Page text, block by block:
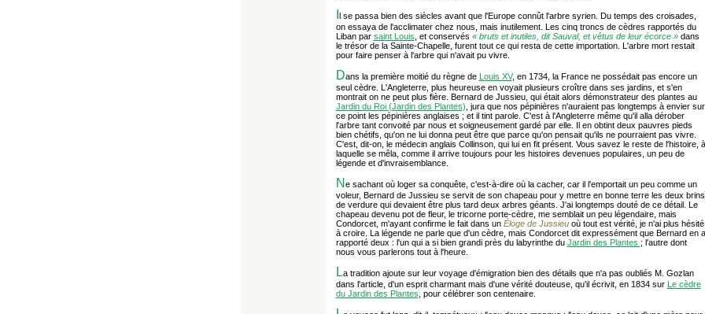
l se passa bien des siècles avant que l'Europe connût l'arbre syrien. Du temps des croisades,
on essaya de l'acclimater chez nous, mais inutilement. Les cinq troncs de cèdres rapportés du
Liban par saint Louis , et conservés « bruts et inutiles, dit Sauval, et vêtus de leur écorce »dans
le trésor de la Sainte-Chapelle, furent tout ce qui resta de cette importation. L'arbre mort restait
pour faire penser à l'arbre qui n'avait pu vivre.
Dans la première moitié du règne de Louis XV, en 1734, la France ne possédait pas encore un
seul cèdre. L'Angleterre, plus heureuse en voyait plusieurs croître dans ses jardins, et s'en
montrait on ne peut plus fière. Bernard de Jussieu, qui était alors démonstrateur des plantes au
Jardin du Roi (Jardin des Plantes) , jura que nos pépinières n'auraient pas longtemps à envier sur
ce point les pépinières anglaises ; et il tint parole. C'est à l'Angleterre même qu'il alla dérober
l'arbre tant convoité par nous et soigneusement gardé par elle. Il en obtint deux pauvres pieds
bien chétifs, qu'on ne lui donna peut être que parce qu'on pensait qu'ils ne pourraient pas vivre.
C'est, dit-on, le médecin anglais Collinson, qui lui en fit présent. Vous savez le reste de l'histoire, à
laquelle se mêla, comme il arrive toujours pour les histoires devenues populaires, un peu de
légende et d'invraisemblance.
N e sachant où loger sa conquête, c'est-à-dire où la cacher, car il l'emportait un peu comme un
voleur, Bernard de Jussieu se servit de son chapeau pour y mettre en bonne terre les deux brins
de verdure qui devaient être plus tard deux arbres géants. J'ai longtemps douté de ce détail. Le
chapeau devenu pot de fleur, le tricorne porte-cèdre, me semblait un peu légendaire, mais
Condorcet, m'ayant confirme le fait dans unÉloge de Jussieuoù tout est vérité, je n'ai plus hésité
à croire. La légende ne parle que d'un cèdre, mais Condorcet dit expressément que Bernard en a
rapporté deux : l'un qui a si bien grandi près du labyrinthe du Jardin des Plantes ; l'autre dont
nous vous parlerons tout à l'heure.
La tradition ajoute sur leur voyage d'émigration bien des détails que n'a pas oubliés M. Gozlan
dans l'article, d'un esprit charmant mais d'une vérité douteuse, qu'il écrivit, en 1834 sur Le cèdre
du Jardin des Plantes , pour célébrer son centenaire.